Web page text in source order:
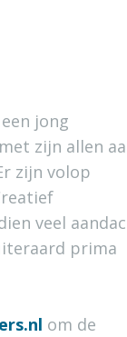
jong
zijn allen
zijn volop
veel
prima
om de